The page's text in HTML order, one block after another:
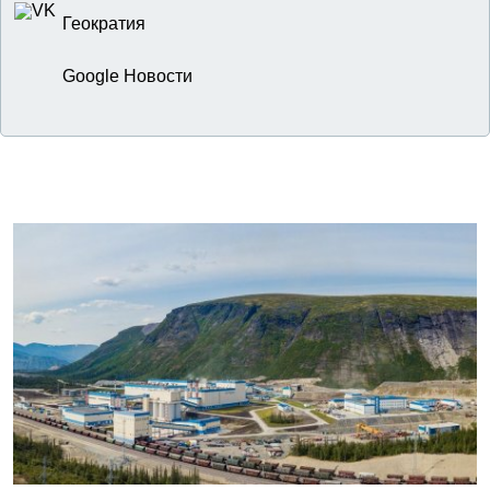
Геократия
Google Новости